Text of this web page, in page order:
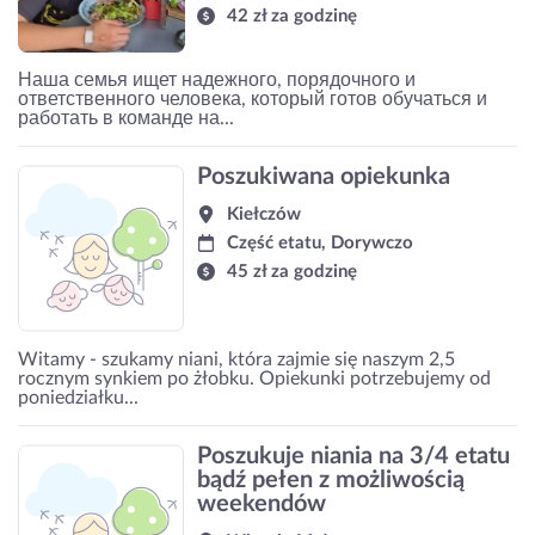
42 zł za godzinę
Наша семья ищет надежного, порядочного и
ответственного человека, который готов обучаться и
работать в команде на...
Poszukiwana opiekunka
Kiełczów
Część etatu, Dorywczo
45 zł za godzinę
Witamy - szukamy niani, która zajmie się naszym 2,5
rocznym synkiem po żłobku. Opiekunki potrzebujemy od
poniedziałku...
Poszukuje niania na 3/4 etatu
bądź pełen z możliwością
weekendów